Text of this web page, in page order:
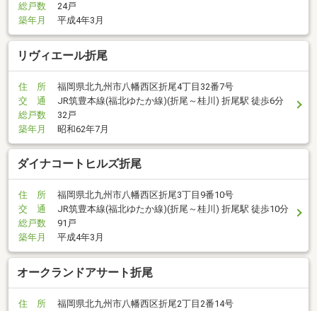
総戸数
24戸
築年月
平成4年3月
リヴィエール折尾
住 所
福岡県北九州市八幡西区折尾4丁目32番7号
交 通
JR筑豊本線(福北ゆたか線)(折尾～桂川) 折尾駅 徒歩6分
総戸数
32戸
築年月
昭和62年7月
ダイナコートヒルズ折尾
住 所
福岡県北九州市八幡西区折尾3丁目9番10号
交 通
JR筑豊本線(福北ゆたか線)(折尾～桂川) 折尾駅 徒歩10分
総戸数
91戸
築年月
平成4年3月
オークランドアサート折尾
住 所
福岡県北九州市八幡西区折尾2丁目2番14号